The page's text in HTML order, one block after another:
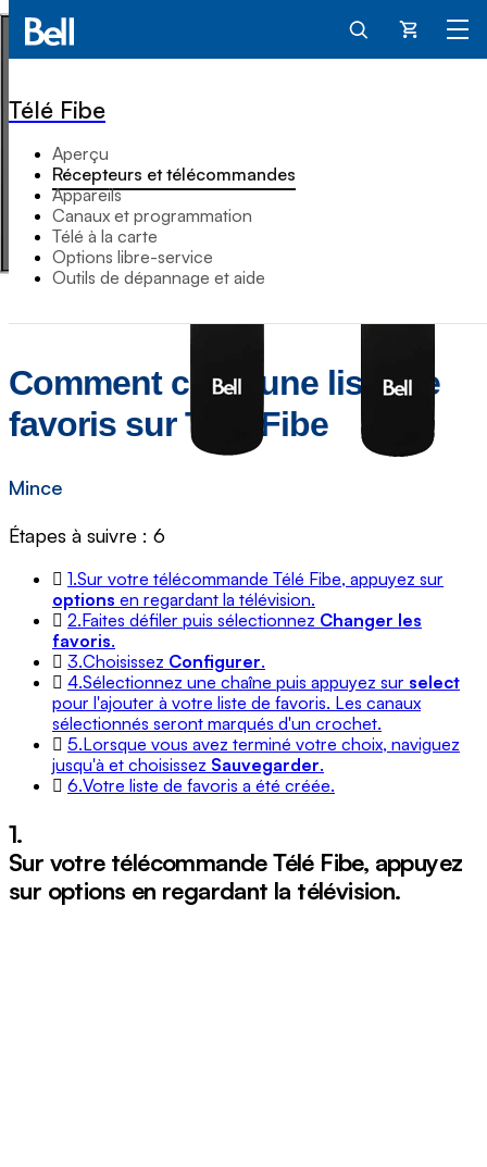
Panier
Télé Fibe
Aperçu
Récepteurs et télécommandes
Appareils
Canaux et programmation
Télé à la carte
Options libre-service
Outils de dépannage et aide
Comment créer une liste de
favoris sur Télé Fibe
Mince
Étapes à suivre : 6
1.Sur votre télécommande Télé Fibe, appuyez sur
options en regardant la télévision.
2.Faites défiler puis sélectionnez Changer les
favoris.
3.Choisissez Configurer.
4.Sélectionnez une chaîne puis appuyez sur select
pour l'ajouter à votre liste de favoris. Les canaux
sélectionnés seront marqués d'un crochet.
5.Lorsque vous avez terminé votre choix, naviguez
jusqu'à et choisissez Sauvegarder.
6.Votre liste de favoris a été créée.
1.
Sur votre télécommande Télé Fibe, appuyez
sur options en regardant la télévision.